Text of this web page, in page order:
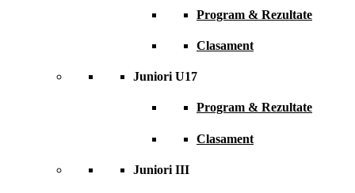
Program & Rezultate
Clasament
Juniori U17
Program & Rezultate
Clasament
Juniori III